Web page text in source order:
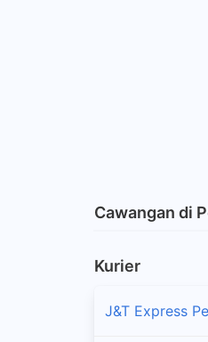
Cawangan di
Kurier
J&T Express